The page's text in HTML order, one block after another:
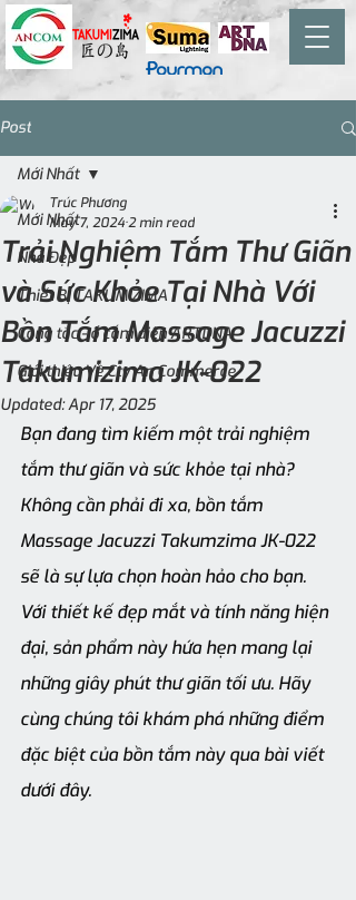
Post
Mới Nhất
Nhà Đẹp
Thiết Bị TAKUMIZIMA
Công tắc - ổ cắm điện ARTDNA
Giới thiệu Về Cty An Commerce
Mới Nhất
Trải Nghiệm Tắm Thư Giãn
và Sức Khỏe Tại Nhà Với
Bồn Tắm Massage Jacuzzi
Takumizima JK-022
Trúc Phương
May 7, 20242 min read
Updated:Apr 17, 2025
Bạn đang tìm kiếm một trải nghiệm
tắm thư giãn và sức khỏe tại nhà?
Không cần phải đi xa, bồn tắm
Massage Jacuzzi Takumzima JK-022
sẽ là sự lựa chọn hoàn hảo cho bạn.
Với thiết kế đẹp mắt và tính năng hiện
đại, sản phẩm này hứa hẹn mang lại
những giây phút thư giãn tối ưu. Hãy
cùng chúng tôi khám phá những điểm
đặc biệt của bồn tắm này qua bài viết
dưới đây.